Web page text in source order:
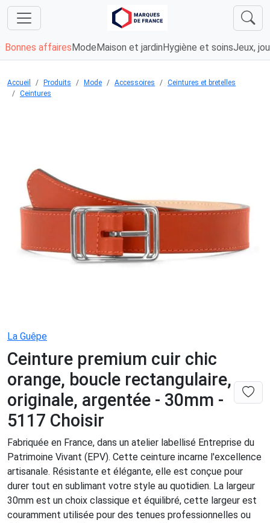
Bonnes affaires Mode Maison et jardin Hygiène et soinsJeux,
Accueil Produits Mode Accessoires
Ceintures et bretelles
Ceintures
La Guêpe
Ceinture premium cuir chic
orange, boucle rectangulaire,
originale, argentée - 30mm -
5117 Choisir
Fabriquée en France, dans un atelier labellisé Entreprise du
Patrimoine Vivant (EPV). Cette ceinture incarne l'excellence
artisanale. Résistante et élégante, elle est conçue pour
durer tout en sublimant votre style au quotidien. La largeur
30mm est un choix classique et équilibré, cette largeur est
couramment utilisée pour des tenues professionnelles ou